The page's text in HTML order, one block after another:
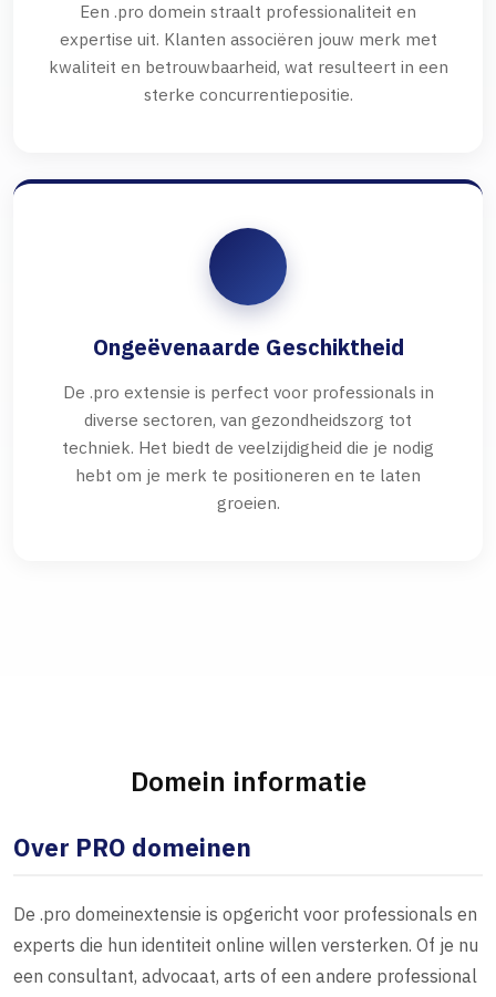
Een .pro domein straalt professionaliteit en
expertise uit. Klanten associëren jouw merk met
kwaliteit en betrouwbaarheid, wat resulteert in een
sterke concurrentiepositie.
Ongeëvenaarde Geschiktheid
De .pro extensie is perfect voor professionals in
diverse sectoren, van gezondheidszorg tot
techniek. Het biedt de veelzijdigheid die je nodig
hebt om je merk te positioneren en te laten
groeien.
Domein informatie
Over PRO domeinen
De .pro domeinextensie is opgericht voor professionals en
experts die hun identiteit online willen versterken. Of je nu
een consultant, advocaat, arts of een andere professional